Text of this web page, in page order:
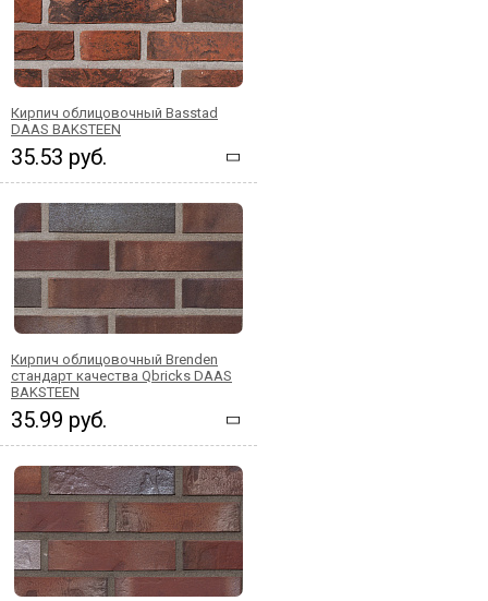
Кирпич облицовочный Basstad
DAAS BAKSTEEN
35.53 руб.
Кирпич облицовочный Brenden
стандарт качества Qbricks DAAS
BAKSTEEN
35.99 руб.